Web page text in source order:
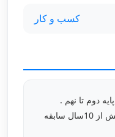
کسب و کار
دوم تا نهم .
بهترین کیفیت و نازلترین قیمت با بیش از 10سال سابقه